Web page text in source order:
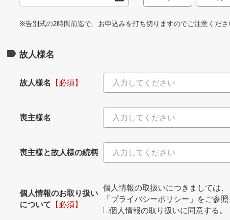
※告別式の2時間前迄で、お申込みを打ち切りますのでご注意くださ
故人様名
故人様名 【必須】
喪主様名
喪主様と故人様の続柄
個人情報のお取り扱い
について 【必須】
個人情報の取扱いにつきましては、
「プライバシーポリシー」 をご参照
個人情報の取り扱いに同意する。